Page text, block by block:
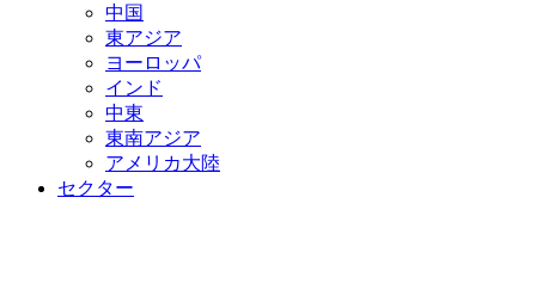
中国
東アジア
ヨーロッパ
インド
中東
東南アジア
アメリカ大陸
セクター